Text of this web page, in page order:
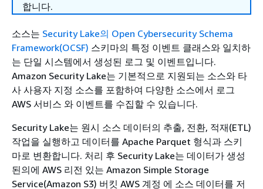
합니다.
소스는 Security Lake의 Open Cybersecurity Schema
Framework(OCSF) 스키마의 특정 이벤트 클래스와 일치하
는 단일 시스템에서 생성된 로그 및 이벤트입니다.
Amazon Security Lake는 기본적으로 지원되는 소스와 타
사 사용자 지정 소스를 포함하여 다양한 소스에서 로그
AWS 서비스 와 이벤트를 수집할 수 있습니다.
Security Lake는 원시 소스 데이터의 추출, 전환, 적재(ETL)
작업을 실행하고 데이터를 Apache Parquet 형식과 스키
마로 변환합니다. 처리 후 Security Lake는 데이터가 생성
된의에 AWS 리전 있는 Amazon Simple Storage
Service(Amazon S3) 버킷 AWS 계정 에 소스 데이터를 저